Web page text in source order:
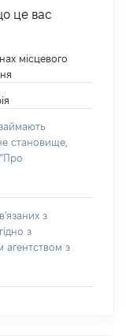
це вас
місцевого
становище,
з
з
агентством з